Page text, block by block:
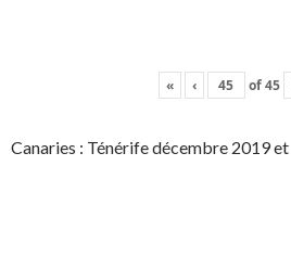
« ‹ of45
Canaries : Ténérife décembre 2019